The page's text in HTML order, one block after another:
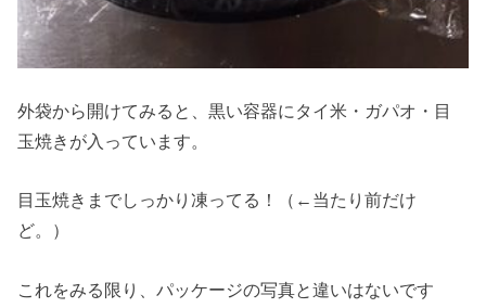
外袋から開けてみると、黒い容器にタイ米・ガパオ・目
玉焼きが入っています。
目玉焼きまでしっかり凍ってる！（←当たり前だけ
ど。）
これをみる限り、パッケージの写真と違いはないです